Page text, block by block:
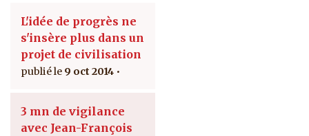
L'idée de progrès ne
s'insère plus dans un
projet de civilisation
9 oct 2014
3 mn de vigilance
avec Jean-François